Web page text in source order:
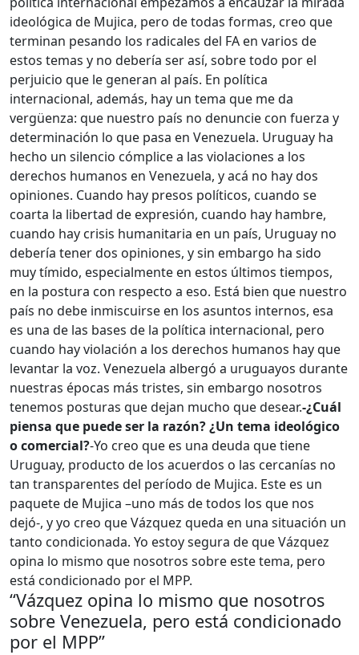
ideológica de Mujica, pero de todas formas, creo que
terminan pesando los radicales del FA en varios de
estos temas y no debería ser así, sobre todo por el
perjuicio que le generan al país. En política
internacional, además, hay un tema que me da
vergüenza: que nuestro país no denuncie con fuerza y
determinación lo que pasa en Venezuela. Uruguay ha
hecho un silencio cómplice a las violaciones a los
derechos humanos en Venezuela, y acá no hay dos
opiniones. Cuando hay presos políticos, cuando se
coarta la libertad de expresión, cuando hay hambre,
cuando hay crisis humanitaria en un país, Uruguay no
debería tener dos opiniones, y sin embargo ha sido
muy tímido, especialmente en estos últimos tiempos,
en la postura con respecto a eso. Está bien que nuestro
país no debe inmiscuirse en los asuntos internos, esa
es una de las bases de la política internacional, pero
cuando hay violación a los derechos humanos hay que
levantar la voz. Venezuela albergó a uruguayos durante
nuestras épocas más tristes, sin embargo nosotros
tenemos posturas que dejan mucho que desear.-¿Cuál
piensa que puede ser la razón? ¿Un tema ideológico
o comercial?-Yo creo que es una deuda que tiene
Uruguay, producto de los acuerdos o las cercanías no
tan transparentes del período de Mujica. Este es un
paquete de Mujica –uno más de todos los que nos
dejó-, y yo creo que Vázquez queda en una situación un
tanto condicionada. Yo estoy segura de que Vázquez
opina lo mismo que nosotros sobre este tema, pero
está condicionado por el MPP.
“Vázquez opina lo mismo que nosotros
sobre Venezuela, pero está condicionado
por el MPP”